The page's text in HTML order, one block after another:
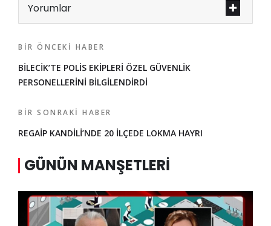
Yorumlar
BIR ÖNCEKI HABER
BİLECİK’TE POLİS EKİPLERİ ÖZEL GÜVENLİK
PERSONELLERİNİ BİLGİLENDİRDİ
BIR SONRAKI HABER
REGAİP KANDİLİ’NDE 20 İLÇEDE LOKMA HAYRI
GÜNÜN MANŞETLERI